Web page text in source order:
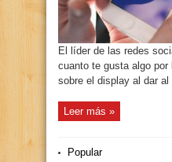
El líder de las redes
cuanto te gusta algo por
sobre el display al dar
Leer más »
Popular